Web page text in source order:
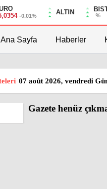
-0.01% ALTIN %
Ana Sayfa Haberler
07 août 2026, vendredi
Gazete henüz